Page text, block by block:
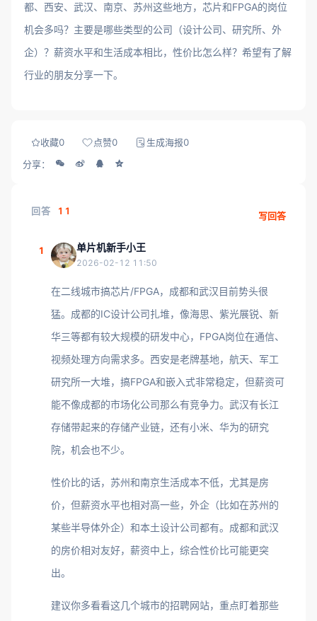
都、西安、武汉、南京、苏州这些地方，芯片和FPGA的岗位
机会多吗？主要是哪些类型的公司（设计公司、研究所、外
企）？薪资水平和生活成本相比，性价比怎么样？希望有了解
行业的朋友分享一下。
收藏0 点赞0 生成海报0
分享：
回答 11 写回答
1 单片机新手小王
2026-02-12 11:50
在二线城市搞芯片/FPGA，成都和武汉目前势头很
猛。成都的IC设计公司扎堆，像海思、紫光展锐、新
华三等都有较大规模的研发中心，FPGA岗位在通信、
视频处理方向需求多。西安是老牌基地，航天、军工
研究所一大堆，搞FPGA和嵌入式非常稳定，但薪资可
能不像成都的市场化公司那么有竞争力。武汉有长江
存储带起来的存储产业链，还有小米、华为的研究
院，机会也不少。
性价比的话，苏州和南京生活成本不低，尤其是房
价，但薪资水平也相对高一些，外企（比如在苏州的
某些半导体外企）和本土设计公司都有。成都和武汉
的房价相对友好，薪资中上，综合性价比可能更突
出。
建议你多看看这几个城市的招聘网站，重点盯着那些